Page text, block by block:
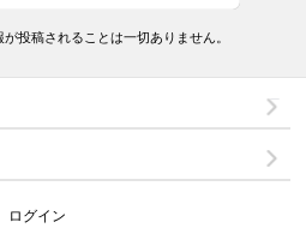
投稿されることは一切ありません。
ログイン